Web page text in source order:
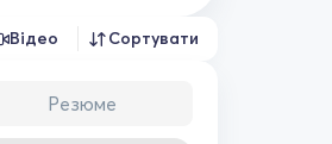
Відео Сортувати
Резюме